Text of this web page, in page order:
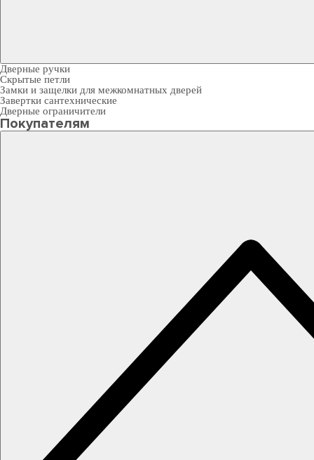
Дверные ручки
Скрытые петли
Замки и защелки для межкомнатных дверей
Завертки сантехнические
Дверные ограничители
Покупателям